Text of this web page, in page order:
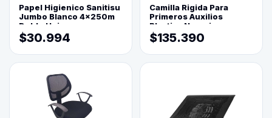
Papel Higienico Sanitisu
Jumbo Blanco 4x250m
Doble Hoja
$30.994
Camilla Rigida Para
Primeros Auxilios
Plastica Naranja
$135.390